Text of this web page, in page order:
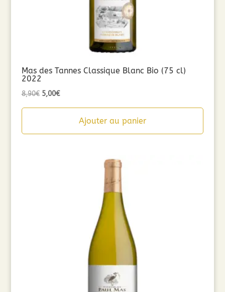
Mas des Tannes Classique Blanc Bio (75 cl)
2022
8,90€ Le
5,00€Le
Ajouter au panier